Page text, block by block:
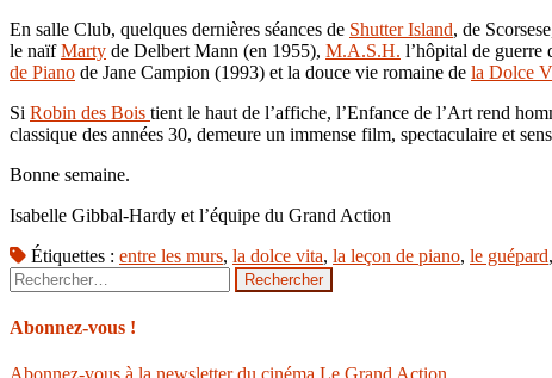
En salle Club, quelques dernières séances de Shutter Island, de
le naïfMarty de Delbert Mann (en 1955), M.A.S.H. l’hôpital de
de Piano de Jane Campion (1993) et la douce vie romaine de la Dolce
Si Robin des Bois tient le haut de l’affiche, l’Enfance de l’Art rend
classique des années 30, demeure un immense film, spectaculaire et
Bonne semaine.
Isabelle Gibbal-Hardy et l’équipe du Grand Action
Étiquettes : entre les murs, la dolce vita, la leçon de piano, le guépard,
Rechercher :
Abonnez-vous !